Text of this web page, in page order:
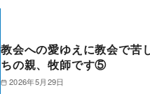
教会への愛ゆえに教会で
ちの親、牧師です⑤
2026年5月29日